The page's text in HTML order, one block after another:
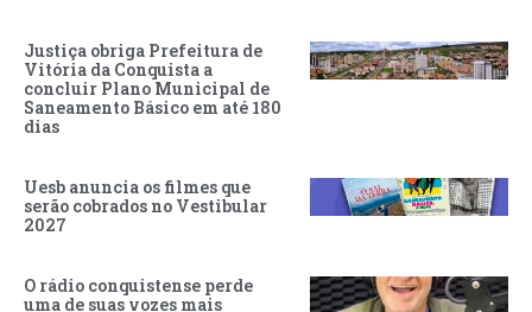
Justiça obriga Prefeitura de
Vitória da Conquista a
concluir Plano Municipal de
Saneamento Básico em até 180
dias
Uesb anuncia os filmes que
serão cobrados no Vestibular
2027
O rádio conquistense perde
uma de suas vozes mais